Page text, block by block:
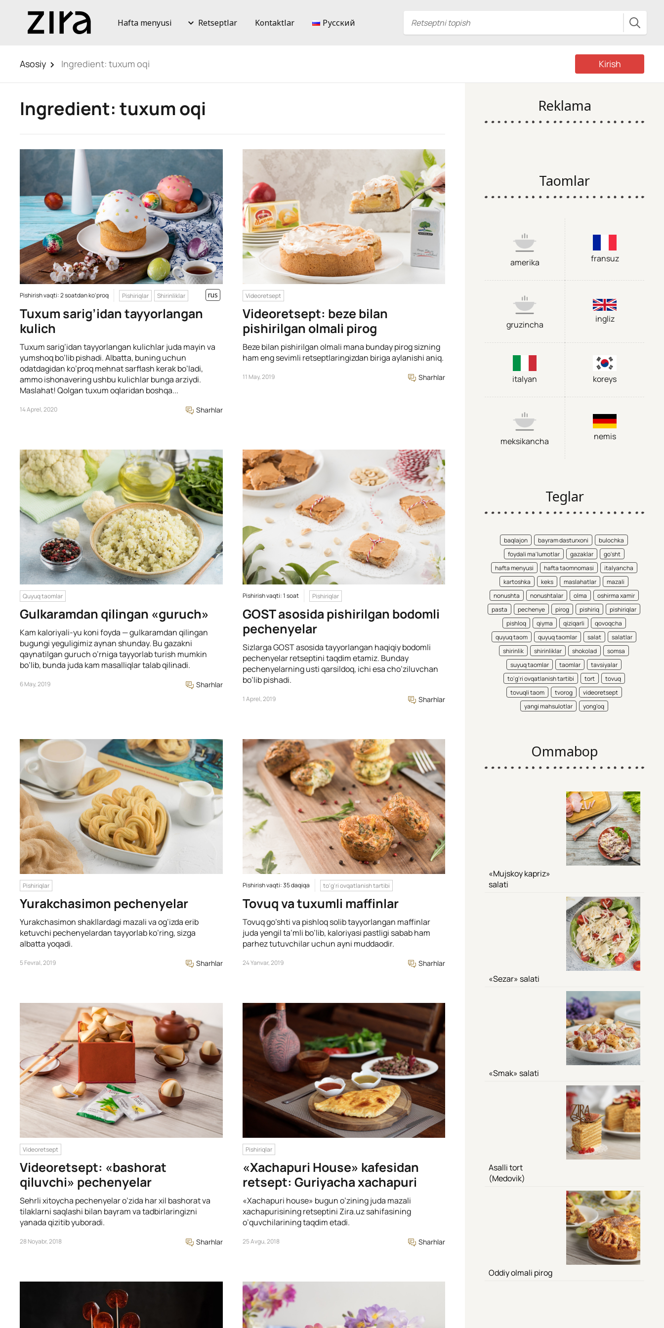
Hafta menyusi Retseptlar Kontaktlar Русский
Asosiy Ingredient: tuxum oqi Kirish
Ingredient: tuxum oqi
Pishirish vaqti: 2 soatdan ko'proq Pishiriqlar Shirinliklar rus
Tuxum sarig’idan tayyorlangan
kulich
Tuxum sarig’idan tayyorlangan kulichlar juda mayin va
yumshoq bo’lib pishadi. Albatta, buning uchun
odatdagidan ko’proq mehnat sarflash kerak bo’ladi,
ammo ishonavering ushbu kulichlar bunga arziydi.
Maslahat! Qolgan tuxum oqlaridan boshqa...
14 Aprel, 2020 Sharhlar
Videoretsept
Videoretsept: beze bilan
pishirilgan olmali pirog
Beze bilan pishirilgan olmali mana bunday pirog sizning
ham eng sevimli retseptlaringizdan biriga aylanishi aniq.
11 May, 2019 Sharhlar
Quyuq taomlar
Gulkaramdan qilingan «guruch»
Kam kaloriyali-yu koni foyda — gulkaramdan qilingan
bugungi yeguligimiz aynan shunday. Bu gazakni
qaynatilgan guruch o’rniga tayyorlab turish mumkin
bo’lib, bunda juda kam masalliqlar talab qilinadi.
6 May, 2019 Sharhlar
Pishirish vaqti: 1 soat Pishiriqlar
GOST asosida pishirilgan bodomli
pechenyelar
Sizlarga GOST asosida tayyorlangan haqiqiy bodomli
pechenyelar retseptini taqdim etamiz. Bunday
pechenyelarning usti qarsildoq, ichi esa cho’ziluvchan
bo’lib pishadi.
1 Aprel, 2019 Sharhlar
Pishiriqlar
Yurakchasimon pechenyelar
Yurakchasimon shakllardagi mazali va og’izda erib
ketuvchi pechenyelardan tayyorlab ko’ring, sizga
albatta yoqadi.
5 Fevral, 2019 Sharhlar
Pishirish vaqti: 35 daqiqa to'g'ri ovqatlanish tartibi
Tovuq va tuxumli maffinlar
Tovuq go’shti va pishloq solib tayyorlangan maffinlar
juda yengil ta’mli bo’lib, kaloriyasi pastligi sabab ham
parhez tutuvchilar uchun ayni muddaodir.
24 Yanvar, 2019 Sharhlar
Videoretsept
Videoretsept: «bashorat
qiluvchi» pechenyelar
Sehrli xitoycha pechenyelar o’zida har xil bashorat va
tilaklarni saqlashi bilan bayram va tadbirlaringizni
yanada qizitib yuboradi.
28 Noyabr, 2018 Sharhlar
Pishiriqlar
«Xachapuri House» kafesidan
retsept: Guriyacha xachapuri
«Xachapuri house» bugun o’zining juda mazali
xachapurisining retseptini Zira.uz sahifasining
o’quvchilarining taqdim etadi.
25 Avgu, 2018 Sharhlar
Reklama
Taomlar
amerika fransuz
gruzincha
ingliz
italyan koreys
meksikancha nemis
Teglar
baqlajon bayram dasturxoni
bulochka
foydali ma'lumotlar
gazaklar
go'sht
hafta menyusi
hafta taomnomasi
italyancha
kartoshka
keks maslahatlar
mazali
nonushta
nonushtalar olma
oshirma xamir
pasta
pechenye pirog pishiriq
pishiriqlar
pishloq
qiyma qiziqarli
qovoqcha
quyuq taom
quyuq taomlar salat
salatlar
shirinlik
shirinliklar shokolad
somsa
suyuq taomlar
taomlar
tavsiyalar
to'g'ri ovqatlanish tartibi
tort
tovuq
tovuqli taom
tvorog
videoretsept
yangi mahsulotlar
yong'oq
Ommabop
«Mujskoy kapriz»
salati
«Sezar» salati
«Smak» salati
Asalli tort
(Medovik)
Oddiy olmali pirog